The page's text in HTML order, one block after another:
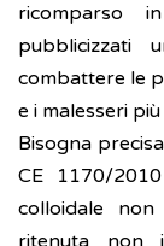
ricomparso
combattere le
e i malesseri
Bisogna
CE 1170/
colloidale